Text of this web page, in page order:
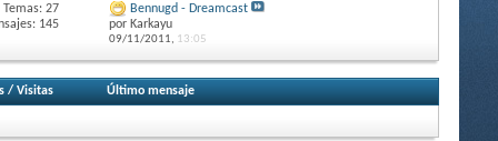
Temas: 27
145
Bennugd - Dreamcast
por Karkayu
09/11/2011, 13:05
/Visitas Último mensaje